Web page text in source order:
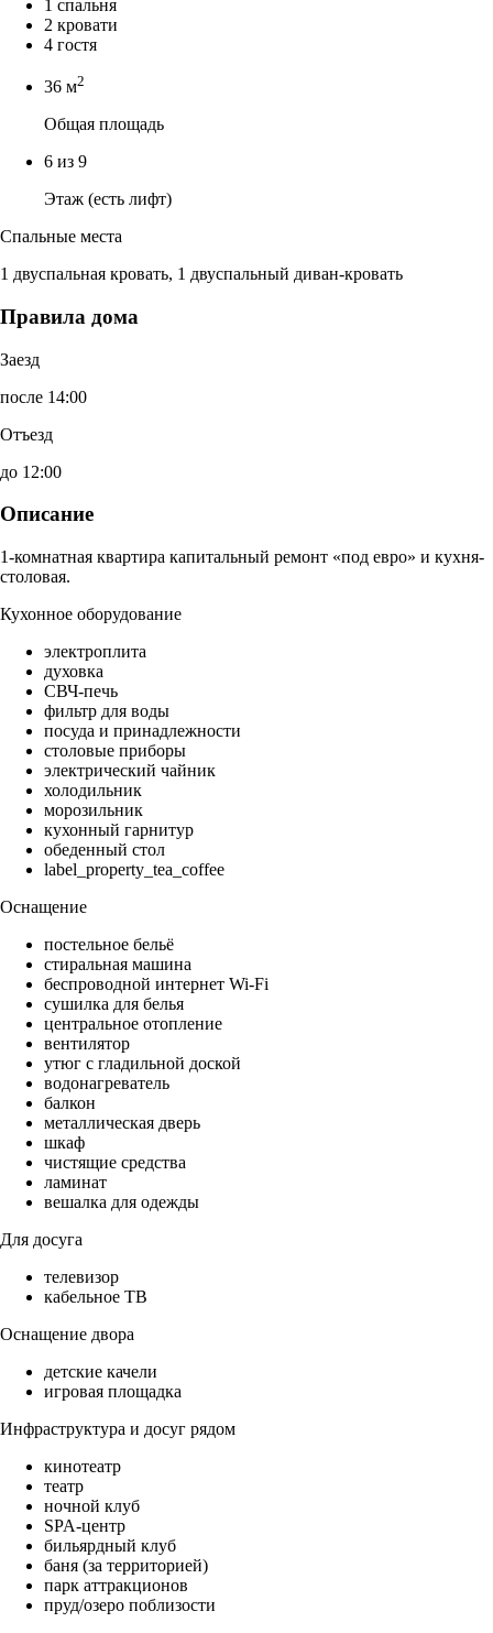
1 спальня
2 кровати
4 гостя
36 м2
Общая площадь
6 из 9
Этаж (есть лифт)
Спальные места
1 двуспальная кровать, 1 двуспальный диван-кровать
Правила дома
Заезд
после 14:00
Отъезд
до 12:00
Описание
1-комнатная квартира капитальный ремонт «под евро» и кухня-
столовая.
Кухонное оборудование
электроплита
духовка
СВЧ-печь
фильтр для воды
посуда и принадлежности
столовые приборы
электрический чайник
холодильник
морозильник
кухонный гарнитур
обеденный стол
label_property_tea_coffee
Оснащение
постельное бельё
стиральная машина
беспроводной интернет Wi-Fi
сушилка для белья
центральное отопление
вентилятор
утюг с гладильной доской
водонагреватель
балкон
металлическая дверь
шкаф
чистящие средства
ламинат
вешалка для одежды
Для досуга
телевизор
кабельное ТВ
Оснащение двора
детские качели
игровая площадка
Инфраструктура и досуг рядом
кинотеатр
театр
ночной клуб
SPA-центр
бильярдный клуб
баня (за территорией)
парк аттракционов
пруд/озеро поблизости